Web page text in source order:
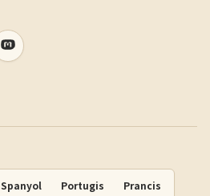
Spanyol Portugis Prancis